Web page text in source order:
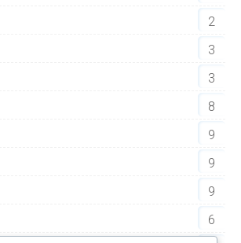
2
3
3
8
9
9
9
6